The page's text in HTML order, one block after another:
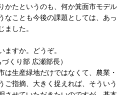
かたというのも、何か箕面市モデル
なことも今後の課題としては、あっ
ました。
ますか。どうぞ。
くり部 広瀬部長）
は生産緑地だけではなくて、農業・
ご指摘、大きく捉えれば、そういう